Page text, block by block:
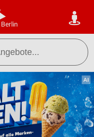
Berlin